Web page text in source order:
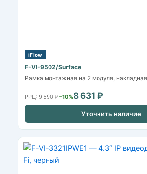
iFlow
F-VI-9502/Surface
Рамка монтажная на 2 модуля, накладная
РРЦ: 9 590 ₽−10%8 631 ₽
Уточнить наличие